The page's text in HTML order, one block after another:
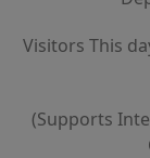
Visitors This
(Supports